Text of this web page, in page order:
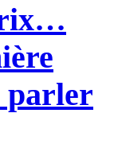
parler